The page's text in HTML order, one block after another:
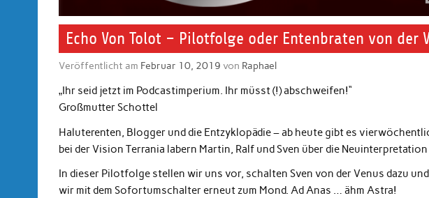
Echo Von Tolot – Pilotfolge oder Entenbraten von der
Veröffentlicht am Februar 10, 2019 von Raphael
„Ihr seid jetzt im Podcastimperium. Ihr müsst (!) abschweifen!“
Großmutter Schottel
Haluterenten, Blogger und die Entzyklopädie – ab heute gibt es
bei der Vision Terrania labern Martin, Ralf und Sven über die Neuinterpretation
In dieser Pilotfolge stellen wir uns vor, schalten Sven von der Venus dazu
wir mit dem Sofortumschalter erneut zum Mond. Ad Anas … ähm Astra!